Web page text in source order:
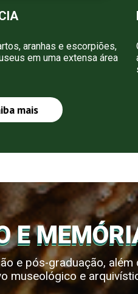
aranhas e escorpiões,
em uma extensa área
mais
E
e pós-graduação,
museológico e